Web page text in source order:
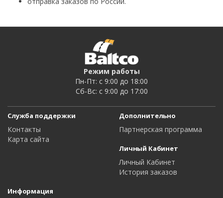
Режим работы
Пн-Пт: c 9:00 до 18:00
Сб-Вс: c 9:00 до 17:00
Служба поддержки
Контакты
Карта сайта
Дополнительно
Партнерская программа
Личный Кабинет
Личный Кабинет
История заказов
Информация